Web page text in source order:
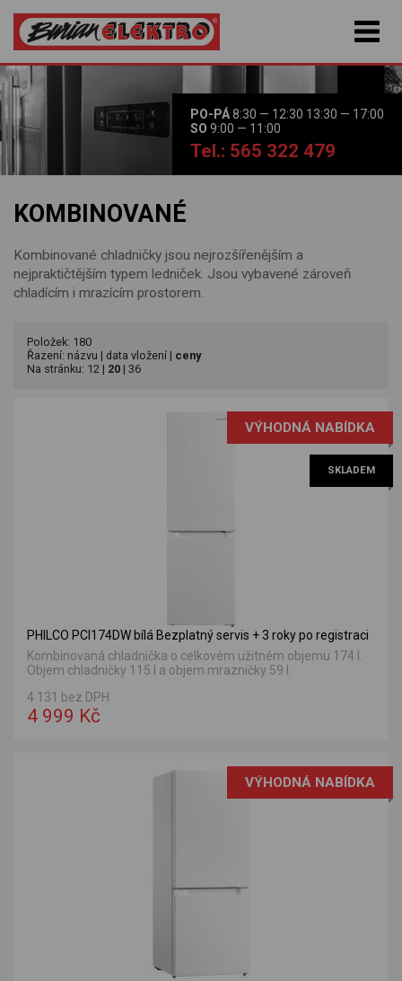
PO-PÁ8:30 — 12:30 13:30 — 17:00
SO 9:00 — 11:00
Tel.: 565 322 479
KOMBINOVANÉ
Kombinované chladničky jsou nejrozšířenějším a
nejpraktičtějším typem ledniček. Jsou vybavené zároveň
chladícím i mrazícím prostorem.
Položek: 180
Řazení: názvu | data vložení | ceny
Na stránku: 12 | 20 | 36
VÝHODNÁ NABÍDKA
SKLADEM
PHILCO PCI174DW bílá Bezplatný servis + 3 roky po registraci
Kombinovaná chladnička o celkovém užitném objemu 174 l.
Objem chladničky 115 l a objem mrazničky 59 l.
4 131 bez DPH
4 999 Kč
VÝHODNÁ NABÍDKA